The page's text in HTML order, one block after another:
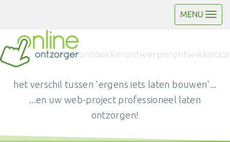
MENU
het verschil tussen 'ergens iets laten bouwen'...
...en uw web-project professioneel laten
ontzorgen!